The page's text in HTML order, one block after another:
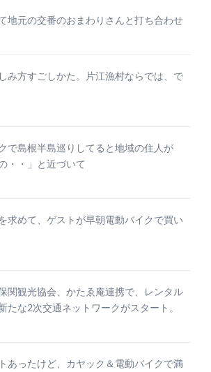
地元の交番のおまわりさんと打ち合わせ
み方すごしかた。片江漁村ならでは、で
で島根半島巡りしてると地域の住人が
・・」と近づいて
求めて、ゲストが早朝電動バイクで買い
関観光協会、かたゑ庵連携で、レンタル
たな2次交通ネットワークがスタート。
あったけど、カヤック＆電動バイクで満